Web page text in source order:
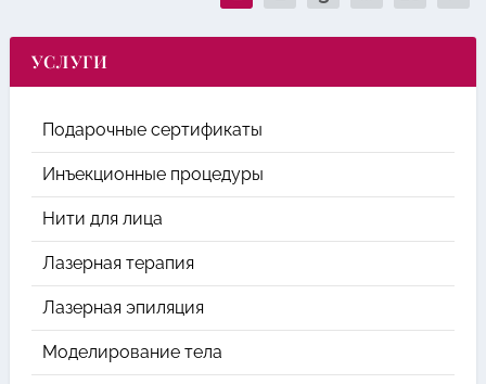
УСЛУГИ
Подарочные сертификаты
Инъекционные процедуры
Нити для лица
Лазерная терапия
Лазерная эпиляция
Моделирование тела